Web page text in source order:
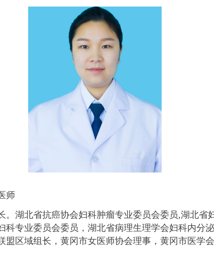
师
。湖北省抗癌协会妇科肿瘤专业委员会委员,湖北省
科专业委员会委员，湖北省病理生理学会妇科内分
区域组长，黄冈市女医师协会理事，黄冈市医学